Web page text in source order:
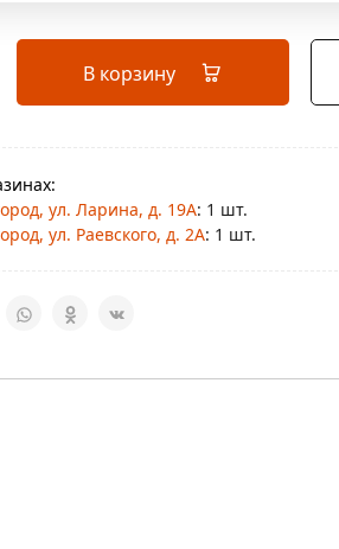
В корзину
ул. Ларина, д. 19А: 1 шт.
ул. Раевского, д. 2А: 1 шт.